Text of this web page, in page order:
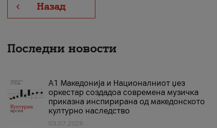
Назад
Последни новости
А1 Македонија и Националниот џез
оркестар создадоа современа музичка
приказна инспирирана од македонското
културно наследство
03.07.2026